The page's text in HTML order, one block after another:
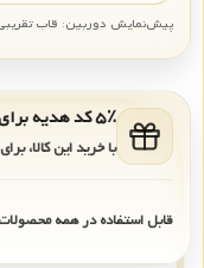
پیش‌نمایش دوربین: قاب تقریبی با +۲.۵ میلی‌متر
۵٪ کد هدیه برای خرید بعدی
با خرید این کالا،
قابل استفاده در همه